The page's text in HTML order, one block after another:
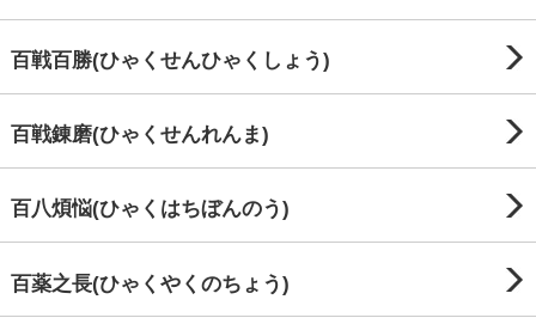
百戦百勝(ひゃくせんひゃくしょう)
百戦錬磨(ひゃくせんれんま)
百八煩悩(ひゃくはちぼんのう)
百薬之長(ひゃくやくのちょう)